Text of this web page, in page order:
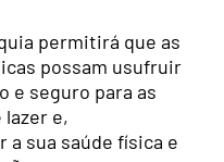
permitirá que as
possam usufruir
e seguro para as
e,
sua saúde física e